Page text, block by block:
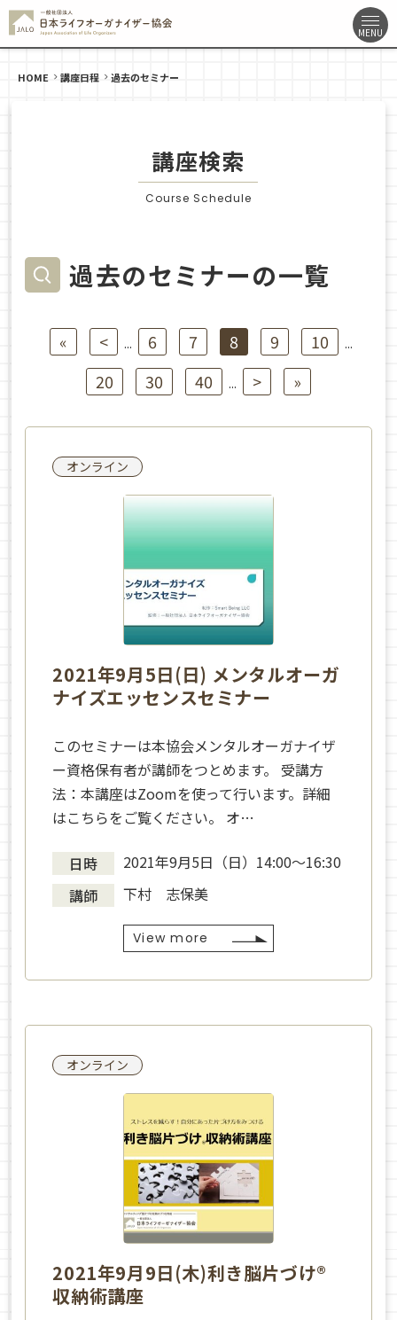
HOME 講座日程 過去のセミナー
講座検索
Course Schedule
過去のセミナーの一覧
« < ... 6 7 8 9 10 ...
20 30 40 ... > »
オンライン
2021年9月5日(日) メンタルオーガ
ナイズエッセンスセミナー
このセミナーは本協会メンタルオーガナイザ
ー資格保有者が講師をつとめます。 受講方
法：本講座はZoomを使って行います。詳細
はこちらをご覧ください。 オ…
日時
2021年9月5日（日）14:00〜16:30
講師
下村 志保美
View more
オンライン
2021年9月9日(木)利き脳片づけ®
収納術講座